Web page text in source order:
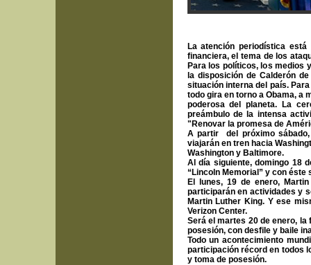
La atención periodística
financiera, el tema de los
Para los políticos, los medios
la disposición de Calderón
situación interna del país.
todo gira en torno a Obama, a
poderosa del planeta. La
preámbulo de la intensa
"Renovar la promesa de
A partir del próximo
viajarán en tren hacia
Washington y Baltimore.
Al día siguiente, domingo 18
“Lincoln Memorial” y con
El lunes, 19 de enero,
participarán en actividades y
Martin Luther King. Y ese
Verizon Center.
Será el martes 20 de enero,
posesión, con desfile y baile
Todo un acontecimiento
participación récord en todos
y toma de posesión.